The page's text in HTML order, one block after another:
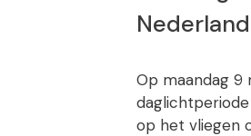
Op maandag
daglichtperiode
op het vliegen